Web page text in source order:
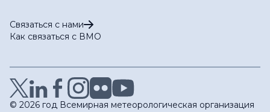
Связаться с нами
Как связаться с ВМО
© 2026 год Всемирная метеорологическая организация